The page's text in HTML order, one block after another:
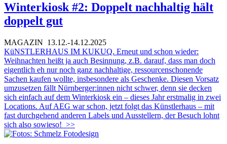
Winterkiosk #2: Doppelt nachhaltig hält
doppelt gut
MAGAZIN 13.12.-14.12.2025
KüNSTLERHAUS IM KUKUQ. Erneut und schon wieder:
Weihnachten heißt ja auch Besinnung, z.B. darauf, dass man doch
eigentlich eh nur noch ganz nachhaltige, ressourcenschonende
Sachen kaufen wollte, insbesondere als Geschenke. Diesen Vorsatz
umzusetzen fällt Nürnberger:innen nicht schwer, denn sie decken
sich einfach auf dem Winterkiosk ein – dieses Jahr erstmalig in zwei
Locations. Auf AEG war schon, jetzt folgt das Künstlerhaus – mit
fast durchgehend anderen Labels und Ausstellern, der Besuch lohnt
sich also sowieso! >>